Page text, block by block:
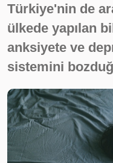
Türkiye'nin de
ülkede yapılan
anksiyete ve
sistemini